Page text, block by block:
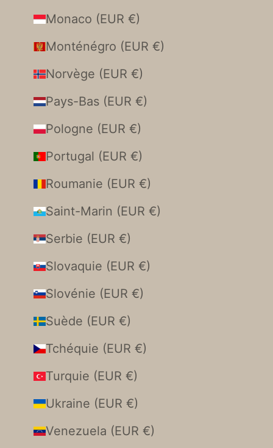
Monaco (EUR €)
Monténégro (EUR €)
Norvège (EUR €)
Pays-Bas (EUR €)
Pologne (EUR €)
Portugal (EUR €)
Roumanie (EUR €)
Saint-Marin (EUR €)
Serbie (EUR €)
Slovaquie (EUR €)
Slovénie (EUR €)
Suède (EUR €)
Tchéquie (EUR €)
Turquie (EUR €)
Ukraine (EUR €)
Venezuela (EUR €)